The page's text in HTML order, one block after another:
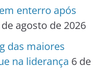
enterro após
agosto de 2026
das maiores
na liderança 6 de